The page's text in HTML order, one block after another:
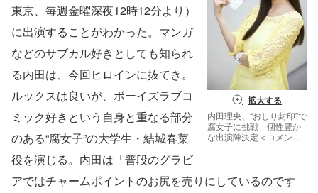
拡大する
内田理央、“おしり封印”で
腐女子に挑戦 個性豊か
な出演陣決定＜コメント
東京、毎週金曜深夜12時12分より）
に出演することがわかった。マンガ
などのサブカル好きとしても知られ
る内田は、今回ヒロインに抜てき。
ルックスは良いが、ボーイズラブコ
ミック好きという自身と重なる部分
のある“腐女子”の大学生・結城春菜
役を演じる。内田は「普段のグラビ
アではチャームポイントのお尻を売りにしているのです